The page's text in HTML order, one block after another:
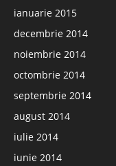
ianuarie 2015
decembrie 2014
noiembrie 2014
octombrie 2014
septembrie 2014
august 2014
iulie 2014
iunie 2014